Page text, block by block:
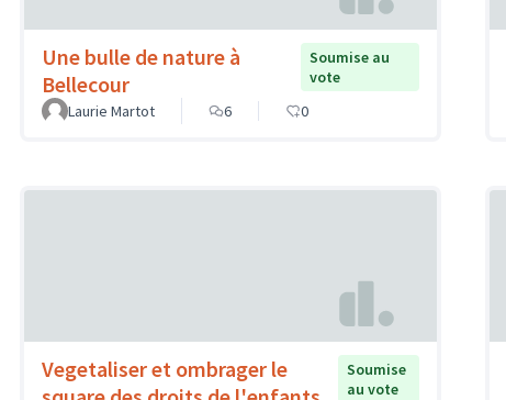
Une bulle de nature à
Bellecour
Soumise au
vote
Laurie Martot
6 0
Vegetaliser et ombrager le
Soumise
au vote